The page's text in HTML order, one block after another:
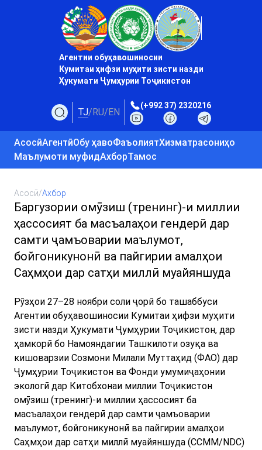
Агентии обуҳавошиносии
Кумитаи ҳифзи муҳити зисти назди
Ҳукумати Ҷумҳурии Тоҷикистон
TJ/RU/EN
(+992 37) 2320216
АсосӣАгентӣОбу ҳавоФаъолиятХизматрасониҳо
Маълумоти муфидАхборТамос
Асосӣ/Ахбор
Баргузории омӯзиш (тренинг)-и миллии
ҳассосият ба масъалаҳои гендерӣ дар
самти ҷамъоварии маълумот,
бойгоникунонӣ ва пайгирии амалҳои
Саҳмҳои дар сатҳи миллӣ муайяншуда
Рӯзҳои 27–28 ноябри соли ҷорӣ бо ташаббуси
Агентии обуҳавошиносии Кумитаи ҳифзи муҳити
зисти назди Ҳукумати Ҷумҳурии Тоҷикистон, дар
ҳамкорӣ бо Намояндагии Ташкилоти озуқа ва
кишоварзии Созмони Милали Муттаҳид (ФАО) дар
Ҷумҳурии Тоҷикистон ва Фонди умумиҷаҳонии
экологӣ дар Китобхонаи миллии Тоҷикистон
омӯзиш (тренинг)-и миллии ҳассосият ба
масъалаҳои гендерӣ дар самти ҷамъоварии
маълумот, бойгоникунонӣ ва пайгирии амалҳои
Саҳмҳои дар сатҳи миллӣ муайяншуда (ССММ/NDC)